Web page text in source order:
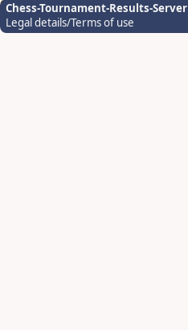
Chess-Tournament-Results-Server
Legal details/Terms of use